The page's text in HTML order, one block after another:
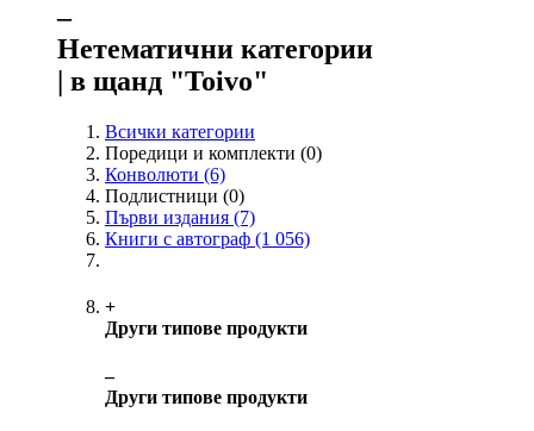
‒
Нетематични категории
| в щанд "Toivo"
Всички категории
Поредици и комплекти (0)
Конволюти (6)
Подлистници (0)
Първи издания (7)
Книги с автограф (1 056)
+
Други типове продукти
‒
Други типове продукти